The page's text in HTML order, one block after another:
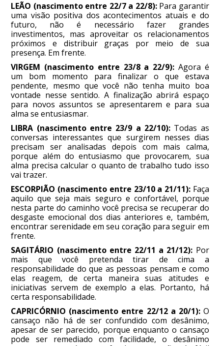
LEÃO (nascimento entre 22/7 a 22/8):Para garantir
uma visão positiva dos acontecimentos atuais e do
futuro, não é necessário fazer grandes
investimentos, mas aproveitar os relacionamentos
próximos e distribuir graças por meio de sua
presença. Em frente.
VIRGEM (nascimento entre 23/8 a 22/9): Agora é
um bom momento para finalizar o que estava
pendente, mesmo que você não tenha muito boa
vontade nesse sentido. A finalização abrirá espaço
para novos assuntos se apresentarem e para sua
alma se entusiasmar.
LIBRA (nascimento entre 23/9 a 22/10):Todas as
conversas interessantes que surgirem nesses dias
precisam ser analisadas depois com mais calma,
porque além do entusiasmo que provocarem, sua
alma precisa calcular o quanto de trabalho tudo isso
vai trazer.
ESCORPIÃO (nascimento entre 23/10 a 21/11):Faça
aquilo que seja mais seguro e confortável, porque
nesta parte do caminho você precisa se recuperar do
desgaste emocional dos dias anteriores e, também,
encontrar serenidade em seu coração para seguir em
frente.
SAGITÁRIO (nascimento entre 22/11 a 21/12): Por
mais que você pretenda tirar de cima a
responsabilidade do que as pessoas pensam e como
elas reagem, de certa maneira suas atitudes e
iniciativas servem de exemplo a elas. Portanto, há
certa responsabilidade.
CAPRICÓRNIO (nascimento entre 22/12 a 20/1):O
cansaço não há de ser confundido com desânimo,
apesar de ser parecido, porque enquanto o cansaço
pode ser remediado com facilidade, o desânimo